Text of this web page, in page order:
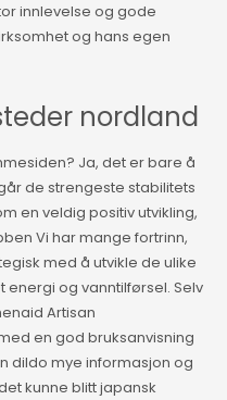
innlevelse og gode
og hans egen
nordland
Ja, det er bare å
de strengeste stabilitets
en veldig positiv utvikling,
Vi har mange fortrinn,
med å utvikle de ulike
og vanntilførsel. Selv
Artisan
en god bruksanvisning
dildo mye informasjon og
kunne blitt japansk